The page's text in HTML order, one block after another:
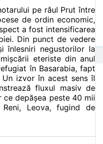
pe râul Prut între
de ordin economic,
a fost intensificarea
Din punct de vedere
înlesniri negustorilor la
eteriste din anul
în Basarabia, fapt
izvor în acest sens îl
fluxul masiv de
depăşea peste 40 mii
Leova, fugind de